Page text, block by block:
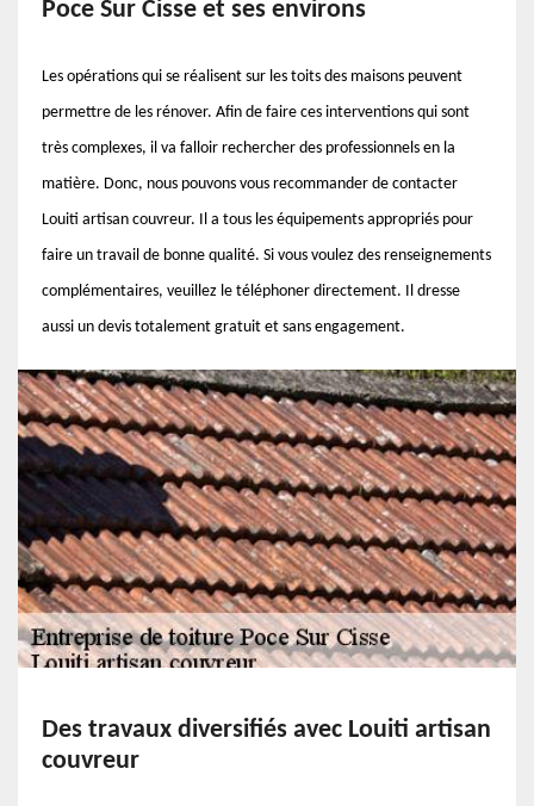
Poce Sur Cisse et ses environs
Les opérations qui se réalisent sur les toits des maisons peuvent
permettre de les rénover. Afin de faire ces interventions qui sont
très complexes, il va falloir rechercher des professionnels en la
matière. Donc, nous pouvons vous recommander de contacter
Louiti artisan couvreur. Il a tous les équipements appropriés pour
faire un travail de bonne qualité. Si vous voulez des renseignements
complémentaires, veuillez le téléphoner directement. Il dresse
aussi un devis totalement gratuit et sans engagement.
Des travaux diversifiés avec Louiti artisan
couvreur